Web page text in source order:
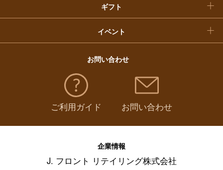
ギフト
イベント
お問い合わせ
ご利用ガイド お問い合わせ
企業情報
J. フロント リテイリング株式会社